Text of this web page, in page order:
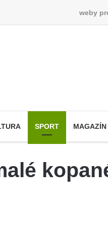
weby
SPORT MAGAZÍN